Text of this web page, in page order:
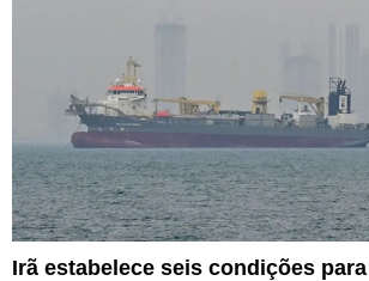
Irã estabelece seis condições